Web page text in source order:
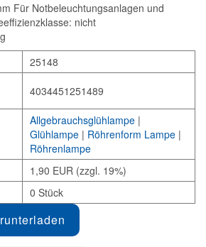
Für Notbeleuchtungsanlagen und
nicht
25148
4034451251489
Allgebrauchsglühlampe |
Glühlampe | Röhrenform Lampe |
Röhrenlampe
1,90 EUR (zzgl. 19%)
0 Stück